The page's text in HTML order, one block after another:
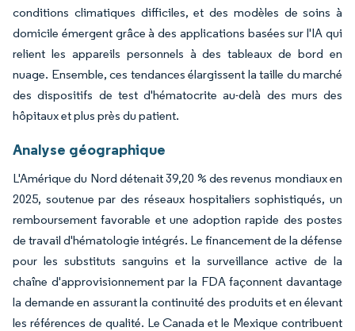
conditions climatiques difficiles, et des modèles de soins à
domicile émergent grâce à des applications basées sur l'IA qui
relient les appareils personnels à des tableaux de bord en
nuage. Ensemble, ces tendances élargissent la taille du marché
des dispositifs de test d'hématocrite au-delà des murs des
hôpitaux et plus près du patient.
Analyse géographique
L'Amérique du Nord détenait 39,20 % des revenus mondiaux en
2025, soutenue par des réseaux hospitaliers sophistiqués, un
remboursement favorable et une adoption rapide des postes
de travail d'hématologie intégrés. Le financement de la défense
pour les substituts sanguins et la surveillance active de la
chaîne d'approvisionnement par la FDA façonnent davantage
la demande en assurant la continuité des produits et en élevant
les références de qualité. Le Canada et le Mexique contribuent